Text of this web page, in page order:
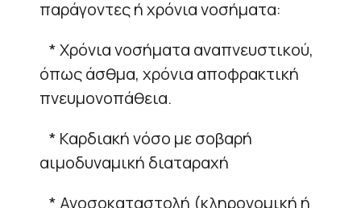
παράγοντες ή χρόνια νοσήματα:
* Χρόνια νοσήματα αναπνευστικού,
όπως άσθμα, χρόνια αποφρακτική
πνευμονοπάθεια.
* Καρδιακή νόσο με σοβαρή
αιμοδυναμική διαταραχή
* Ανοσοκαταστολή (κληρονομική ή